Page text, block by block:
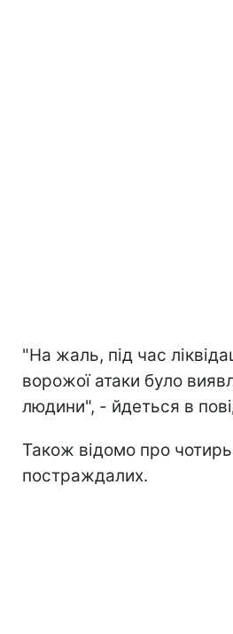
"На жаль, під час
ворожої атаки було
людини", - йдеться в
Також відомо про
постраждалих.